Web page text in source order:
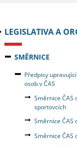
LEGISLATIVA A
SMĚRNICE
Předpisy
osob v ČAS
Směrnice ČAS
sportovcích
Směrnice ČAS
Směrnice ČAS